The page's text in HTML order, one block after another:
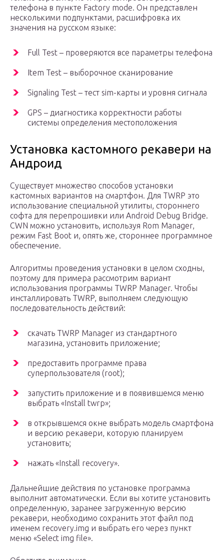
телефона в пункте Factory mode. Он представлен
несколькими подпунктами, расшифровка их
значения на русском языке:
Full Test – проверяются все параметры телефона
Item Test – выборочное сканирование
Signaling Test – тест sim-карты и уровня сигнала
GPS – диагностика корректности работы
системы определения местоположения
Установка кастомного рекавери на
Андроид
Существует множество способов установки
кастомных вариантов на смартфон. Для TWRP это
использование специальной утилиты, стороннего
софта для перепрошивки или Android Debug Bridge.
CWN можно установить, используя Rom Manager,
режим Fast Boot и, опять же, стороннее программное
обеспечение.
Алгоритмы проведения установки в целом сходны,
поэтому для примера рассмотрим вариант
использования программы TWRP Manager. Чтобы
инсталлировать TWRP, выполняем следующую
последовательность действий:
скачать TWRP Manager из стандартного
магазина, установить приложение;
предоставить программе права
суперпользователя (root);
запустить приложение и в появившемся меню
выбрать «Install twrp»;
в открывшемся окне выбрать модель смартфона
и версию рекавери, которую планируем
установить;
нажать «Install recovery».
Дальнейшие действия по установке программа
выполнит автоматически. Если вы хотите установить
определенную, заранее загруженную версию
рекавери, необходимо сохранить этот файл под
именем recovery.img и выбрать его через пункт
меню «Select img file».